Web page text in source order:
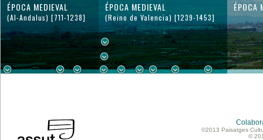
ÉPOCA MEDIEVAL
(Al-Andalus) [711-1238]
ÉPOCA MEDIEVAL
(Reino de Valencia) [1239-1453]
ÉPOCA
©2013 Paisatges
©